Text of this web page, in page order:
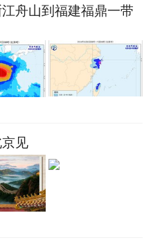
舟山到福建福鼎一带
见